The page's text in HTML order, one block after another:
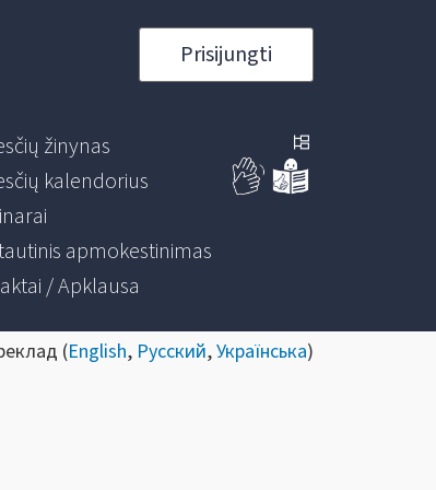
Prisijungti
žinynas
kalendorius
apmokestinimas
/ Apklausa
(English, Русский,Українська)